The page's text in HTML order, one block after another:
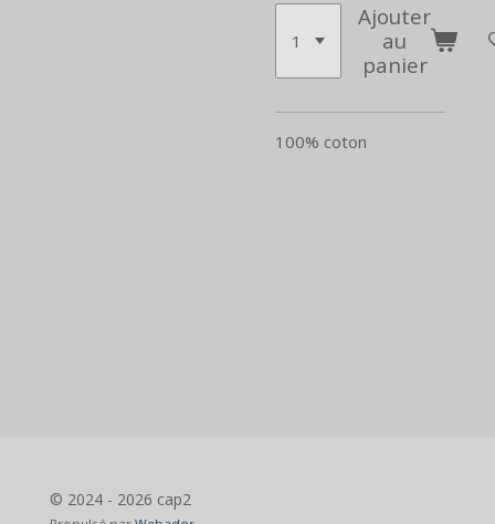
Ajouter
au
panier
100% coton
© 2024 - 2026 cap2